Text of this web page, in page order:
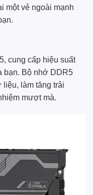
một vẻ ngoài mạnh
cung cấp hiệu suất
bạn. Bộ nhớ DDR5
làm tăng trải
mượt mà.